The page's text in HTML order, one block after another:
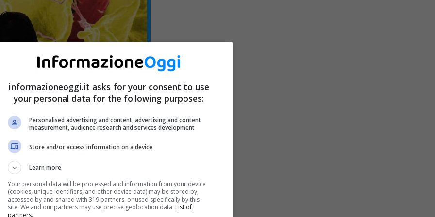
e pranzi meglio controlli in dispensa perché
informazioneoggi.it asks for your consent to use
your personal data for the following purposes:
Personalised advertising and content, advertising and content
measurement, audience research and services development
Store and/or access information on a device
Learn more
Your personal data will be processed and information from your device
(cookies, unique identifiers, and other device data) may be stored by,
accessed by and shared with 319 partners, or used specifically by this
site. We and our partners may use precise geolocation data. List of
partners.